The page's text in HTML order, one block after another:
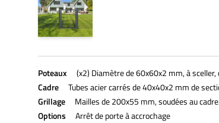
Poteaux
(x2) Diamètre de 60x60x2 mm, à
Cadre
Tubes acier carrés de 40x40x2 mm de
Grillage
Mailles de 200x55 mm, soudées au
Options
Arrêt de porte à accrochage